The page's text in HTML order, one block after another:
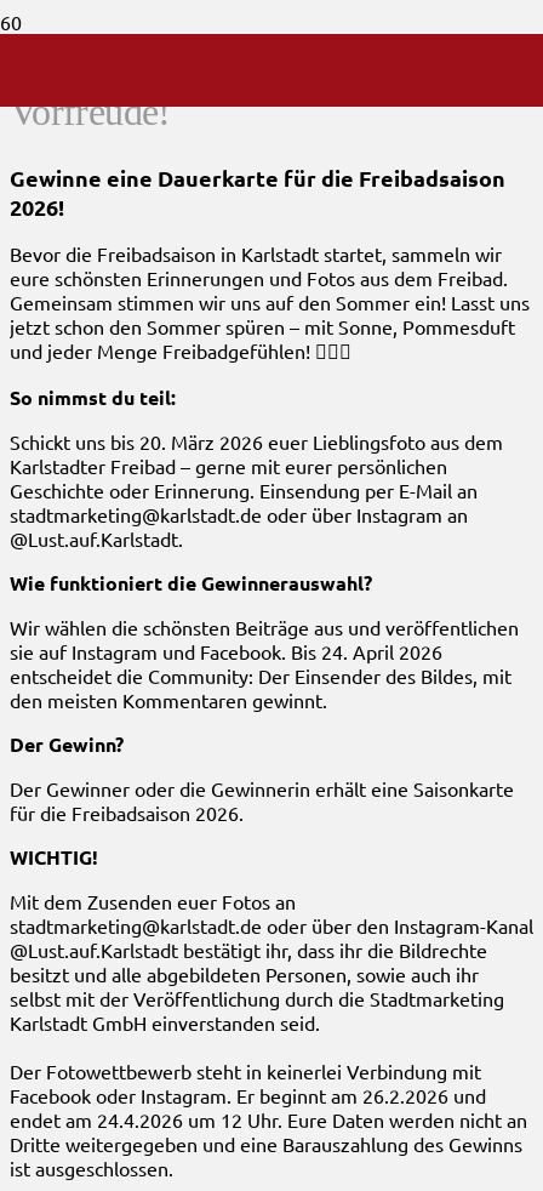
Vorfreude!
Gewinne eine Dauerkarte für die Freibadsaison
2026!
Bevor die Freibadsaison in Karlstadt startet, sammeln wir
eure schönsten Erinnerungen und Fotos aus dem Freibad.
Gemeinsam stimmen wir uns auf den Sommer ein! Lasst uns
jetzt schon den Sommer spüren – mit Sonne, Pommesduft
und jeder Menge Freibadgefühlen! 🏊‍♂️✨
So nimmst du teil:
Schickt uns bis 20. März 2026 euer Lieblingsfoto aus dem
Karlstadter Freibad – gerne mit eurer persönlichen
Geschichte oder Erinnerung. Einsendung per E-Mail an
stadtmarketing@karlstadt.de oder über Instagram an
@Lust.auf.Karlstadt.
Wie funktioniert die Gewinnerauswahl?
Wir wählen die schönsten Beiträge aus und veröffentlichen
sie auf Instagram und Facebook. Bis 24. April 2026
entscheidet die Community: Der Einsender des Bildes, mit
den meisten Kommentaren gewinnt.
Der Gewinn?
Der Gewinner oder die Gewinnerin erhält eine Saisonkarte
für die Freibadsaison 2026.
WICHTIG!
Mit dem Zusenden euer Fotos an
stadtmarketing@karlstadt.de oder über den Instagram-Kanal
@Lust.auf.Karlstadt bestätigt ihr, dass ihr die Bildrechte
besitzt und alle abgebildeten Personen, sowie auch ihr
selbst mit der Veröffentlichung durch die Stadtmarketing
Karlstadt GmbH einverstanden seid.
Der Fotowettbewerb steht in keinerlei Verbindung mit
Facebook oder Instagram. Er beginnt am 26.2.2026 und
endet am 24.4.2026 um 12 Uhr. Eure Daten werden nicht an
Dritte weitergegeben und eine Barauszahlung des Gewinns
ist ausgeschlossen.